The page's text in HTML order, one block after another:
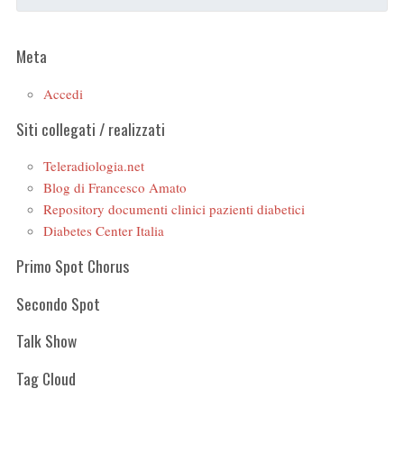
Meta
Accedi
Siti collegati / realizzati
Teleradiologia.net
Blog di Francesco Amato
Repository documenti clinici pazienti diabetici
Diabetes Center Italia
Primo Spot Chorus
Secondo Spot
Talk Show
Tag Cloud